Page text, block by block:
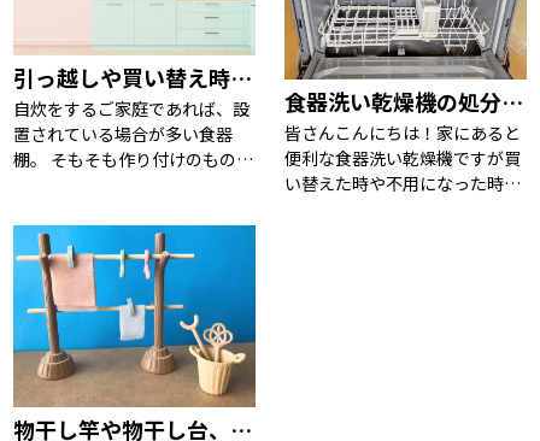
引っ越しや買い替え時期に知っておくと便利な食器棚の処分方法４選
自炊をするご家庭であれば、設
置されている場合が多い食器
棚。 そもそも作り付けのものが
ぞれかと思います。 そうそうあ
ることではないからこそ、処分
したいな…となった時そ […]
食器洗い乾燥機の処分・買取方法
皆さんこんにちは！家にあると
便利な食器洗い乾燥機ですが買
い替えた時や不用になった時の
物干し竿や物干し台、物干しスタンドなどの処分方法